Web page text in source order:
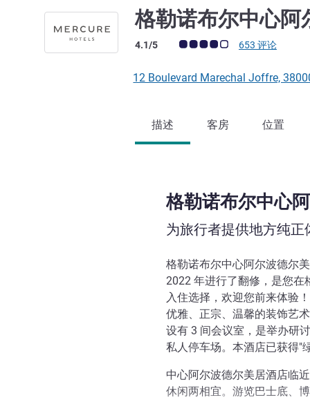
格勒诺布尔中心
客户意见评级 (ALL 评级)
4.1/5 653 评论
12 Boulevard Marechal Joffre,
描述 客房 位置
格勒诺布尔中心
为旅行者提供地方纯正
格勒诺布尔中心阿尔波德尔
2022 年进行了翻修，是您
入住选择，欢迎您前来体验
优雅、正宗、温馨的装饰艺
设有 3 间会议室，是举办研
私人停车场。本酒店已获得"
中心阿尔波德尔美居酒店临
休闲两相宜。游览巴士底、